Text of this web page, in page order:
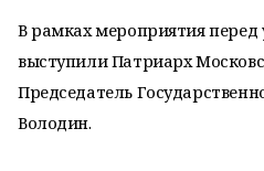
В рамках мероприятия перед
выступили Патриарх
Председатель
Володин.